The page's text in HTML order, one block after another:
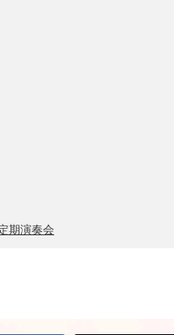
期演奏会